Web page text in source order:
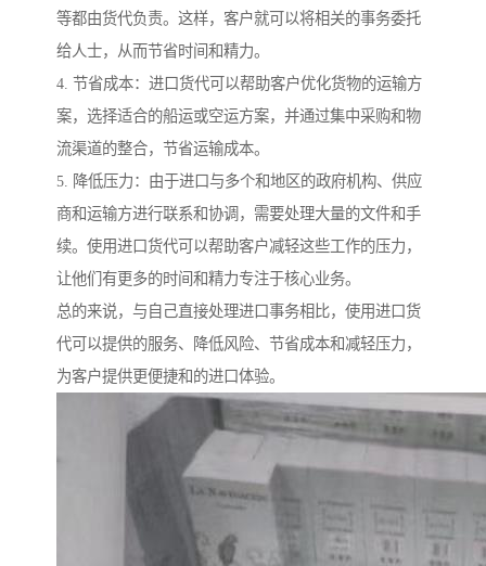
等都由货代负责。这样，客户就可以将相关的事务委托
给人士，从而节省时间和精力。
4. 节省成本：进口货代可以帮助客户优化货物的运输方
案，选择适合的船运或空运方案，并通过集中采购和物
流渠道的整合，节省运输成本。
5. 降低压力：由于进口与多个和地区的政府机构、供应
商和运输方进行联系和协调，需要处理大量的文件和手
续。使用进口货代可以帮助客户减轻这些工作的压力，
让他们有更多的时间和精力专注于核心业务。
总的来说，与自己直接处理进口事务相比，使用进口货
代可以提供的服务、降低风险、节省成本和减轻压力，
为客户提供更便捷和的进口体验。